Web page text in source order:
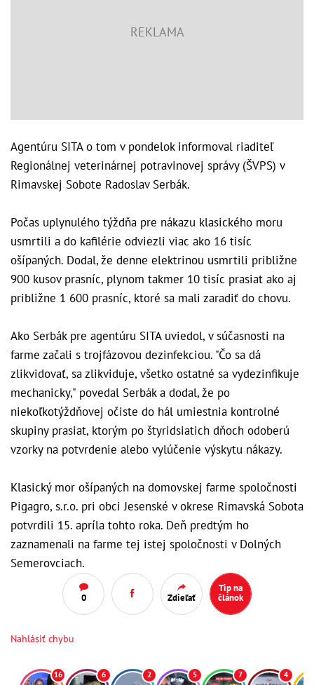
Agentúru SITA o tom v pondelok informoval riaditeľ
Regionálnej veterinárnej potravinovej správy (ŠVPS) v
Rimavskej Sobote Radoslav Serbák.
Počas uplynulého týždňa pre nákazu klasického moru
usmrtili a do kafilérie odviezli viac ako 16 tisíc
ošípaných. Dodal, že denne elektrinou usmrtili približne
900 kusov prasníc, plynom takmer 10 tisíc prasiat ako aj
približne 1 600 prasníc, ktoré sa mali zaradiť do chovu.
Ako Serbák pre agentúru SITA uviedol, v súčasnosti na
farme začali s trojfázovou dezinfekciou. "Čo sa dá
zlikvidovať, sa zlikviduje, všetko ostatné sa vydezinfikuje
mechanicky," povedal Serbák a dodal, že po
niekoľkotýždňovej očiste do hál umiestnia kontrolné
skupiny prasiat, ktorým po štyridsiatich dňoch odoberú
vzorky na potvrdenie alebo vylúčenie výskytu nákazy.
Klasický mor ošípaných na domovskej farme spoločnosti
Pigagro, s.r.o. pri obci Jesenské v okrese Rimavská Sobota
potvrdili 15. apríla tohto roka. Deň predtým ho
zaznamenali na farme tej istej spoločnosti v Dolných
Semerovciach.
0 Zdieľať
Tip na
článok
Nahlásiť chybu
16 6 2 5 7 4